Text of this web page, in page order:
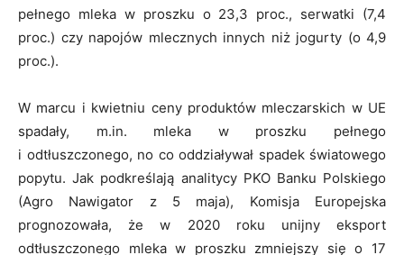
pełnego mleka w proszku o 23,3 proc., serwatki (7,4
proc.) czy napojów mlecznych innych niż jogurty (o 4,9
proc.).
W marcu i kwietniu ceny produktów mleczarskich w UE
spadały, m.in. mleka w proszku pełnego
i odtłuszczonego, no co oddziaływał spadek światowego
popytu. Jak podkreślają analitycy PKO Banku Polskiego
(Agro Nawigator z 5 maja), Komisja Europejska
prognozowała, że w 2020 roku unijny eksport
odtłuszczonego mleka w proszku zmniejszy się o 17